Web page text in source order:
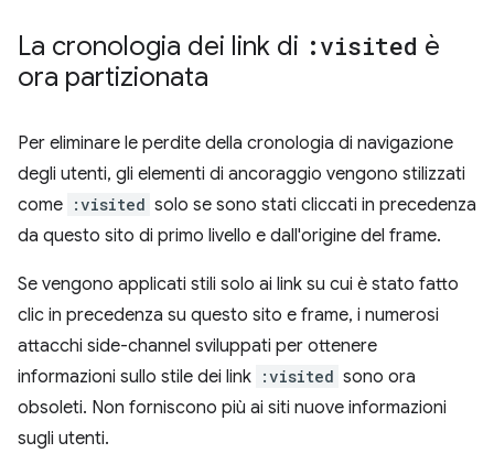
La cronologia dei link di :visited è
ora partizionata
Per eliminare le perdite della cronologia di navigazione
degli utenti, gli elementi di ancoraggio vengono stilizzati
come :visited solo se sono stati cliccati in precedenza
da questo sito di primo livello e dall'origine del frame.
Se vengono applicati stili solo ai link su cui è stato fatto
clic in precedenza su questo sito e frame, i numerosi
attacchi side-channel sviluppati per ottenere
informazioni sullo stile dei link :visited sono ora
obsoleti. Non forniscono più ai siti nuove informazioni
sugli utenti.